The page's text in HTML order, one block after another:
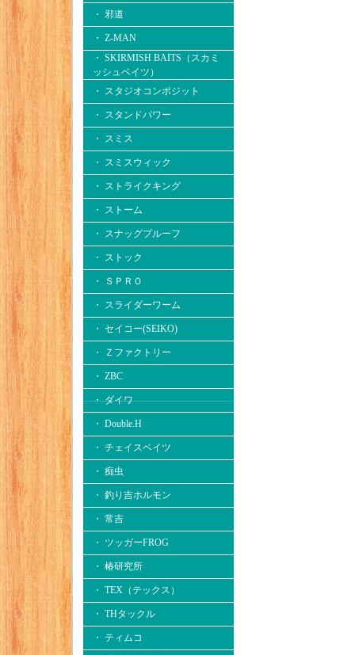
・ 邪道
・ Z-MAN
・ SKIRMISH BAITS（スカミ
ッシュベイツ）
・ スタジオコンポジット
・ スタンドパワー
・ スミス
・ スミスウィック
・ ストライクキング
・ ストーム
・ スナッグプルーフ
・ ストック
・ ＳＰＲＯ
・ スライダーワーム
・ セイコー(SEIKO)
・ Ｚファクトリー
・ ZBC
・ ダイワ
・ Double.H
・ チェイスベイツ
・ 痴虫
・ 釣り吉ホルモン
・ 常吉
・ ツッガーFROG
・ 椿研究所
・ TEX（テックス）
・ THタックル
・ ティムコ